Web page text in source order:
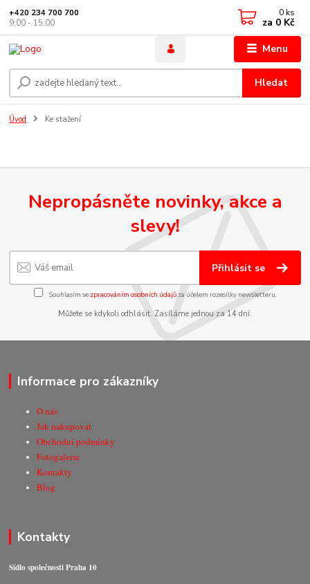
Menu
Hledat
+420 234 700 700
9:00 - 15:00
0 ks
za 0 Kč
Úvod Ke stažení
Nepropásněte novinky, akce a
slevy!
Přihlásit se
Souhlasím se zpracováním osobních údajůza účelem rozesílky newsletteru.
Můžete se kdykoli odhlásit. Zasíláme jednou za 14 dní.
Informace pro zákazníky
O nás
Jak nakupovat
Obchodní podmínky
Fotogalerie
Kontakty
Blog
Kontakty
Sídlo společnosti Praha 10